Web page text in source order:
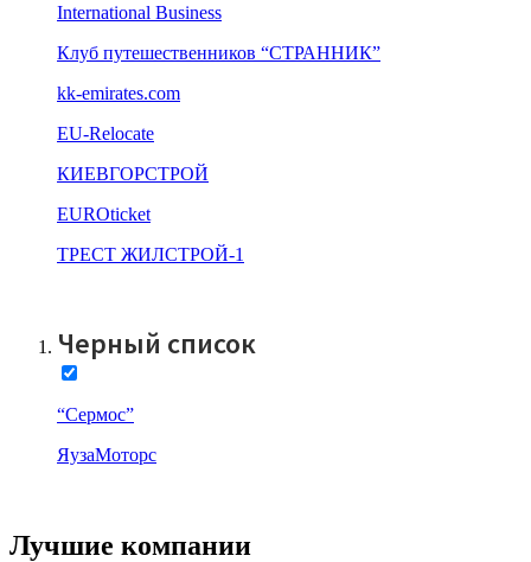
International Business
Клуб путешественников “СТРАННИК”
kk-emirates.com
EU-Relocate
КИЕВГОРСТРОЙ
EUROticket
ТРЕСТ ЖИЛСТРОЙ-1
Черный список
“Сермос”
ЯузаМоторс
Лучшие компании